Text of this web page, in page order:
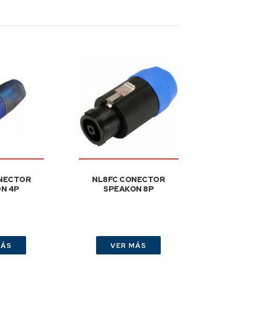
4P
NL8FC CONECTOR
SPEAKON 8P
VER MÁS